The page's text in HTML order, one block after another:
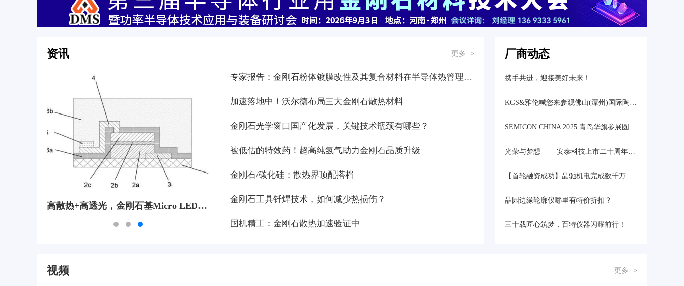
资讯 更多 >
高散热+高透光，金刚石基Micro LED显示新方案 金刚石粉体，撬动散热革命
专家报告：金刚石粉体镀膜改性及其复合材料在半导体热管理领域的应用研究
加速落地中！沃尔德布局三大金刚石散热材料
金刚石光学窗口国产化发展，关键技术瓶颈有哪些？
被低估的特效药！超高纯氢气助力金刚石品质升级
金刚石/碳化硅：散热界顶配搭档
金刚石工具钎焊技术，如何减少热损伤？
国机精工：金刚石散热加速验证中
厂商动态
携手共进，迎接美好未来！
KGS&雅伦喊您来参观佛山(潭州)国际陶瓷与卫浴展览会
SEMICON CHINA 2025 青岛华旗参展圆满结束
光荣与梦想 ——安泰科技上市二十周年感怀
【首轮融资成功】晶驰机电完成数千万首轮融资，深度布局三代、四代先进半导体装备！
晶园边缘轮廓仪哪里有特价折扣？
三十载匠心筑梦，百特仪器闪耀前行！
视频 更多 >